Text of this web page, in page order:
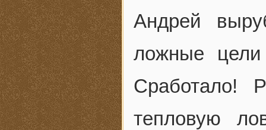
Андрей
ложные цели
Сработало!
тепловую